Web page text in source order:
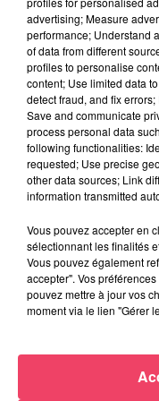
29 juillet 2026
INCENDIE EN GIRONDE.
PAS...
JEUX
advertising; Measure
performance; Understand
of data from different
profiles to personalise
content; Use limited data
detect fraud, and fix
Save and communicate
process personal data
following functionalities:
requested; Use precise
other data sources; Link
information transmitted
Vous pouvez accepter en
sélectionnant les finalités
Vous pouvez également
accepter". Vos
pouvez mettre à jour vos
moment via le lien "Gérer